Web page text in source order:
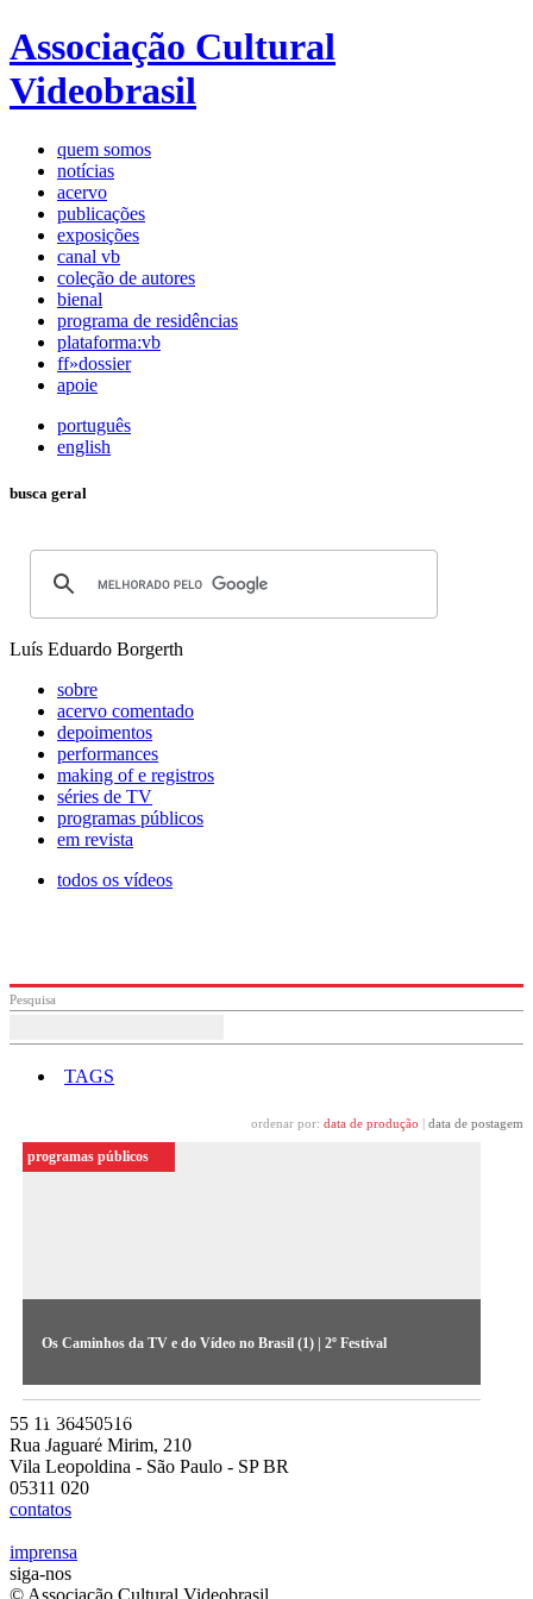
Associação Cultural
Videobrasil
quem somos
notícias
acervo
publicações
exposições
canal vb
coleção de autores
bienal
programa de residências
plataforma:vb
ff»dossier
apoie
português
english
busca geral
Luís Eduardo Borgerth
sobre
acervo comentado
depoimentos
performances
making of e registros
séries de TV
programas públicos
em revista
todos os vídeos
Pesquisa
TAGS
ordenar por: data de produção data de postagem
Os Caminhos da TV e do Vídeo no Brasil (1) | 2º Festival
Primeiro debate realizado no Festival de 1984, abordou
aspectos políticos e econômicos (áudio cedido pelo Acervo do
MIS-SP)
programas públicos
55 11 36450516
Rua Jaguaré Mirim, 210
Vila Leopoldina - São Paulo - SP BR
05311 020
contatos
imprensa
siga-nos